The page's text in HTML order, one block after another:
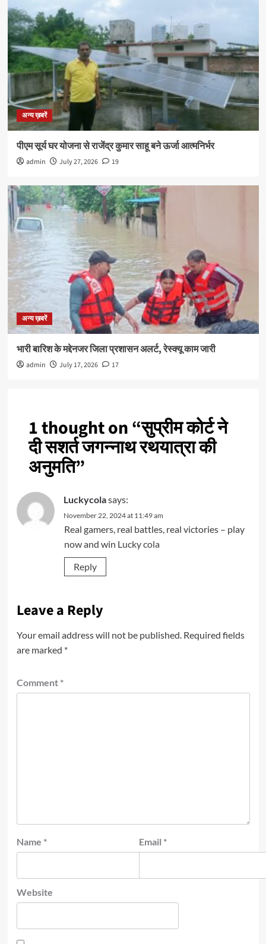
अन्य ख़बरें
पीएम सूर्य घर योजना से राजेंद्र कुमार साहू बने ऊर्जा आत्मनिर्भर
admin July 27, 2026 19
अन्य ख़बरें
भारी बारिश के मद्देनजर जिला प्रशासन अलर्ट, रेस्क्यू काम जारी
admin July 17, 2026 17
1 thought on “सुप्रीम कोर्ट ने
दी सशर्त जगन्नाथ रथयात्रा की
अनुमति”
Luckycolasays:
November 22, 2024 at 11:49 am
Real gamers, real battles, real victories – play
now and win Lucky cola
Reply
Leave a Reply
Your email address will not be published. Required fields
are marked *
Comment *
Name * Email *
Website